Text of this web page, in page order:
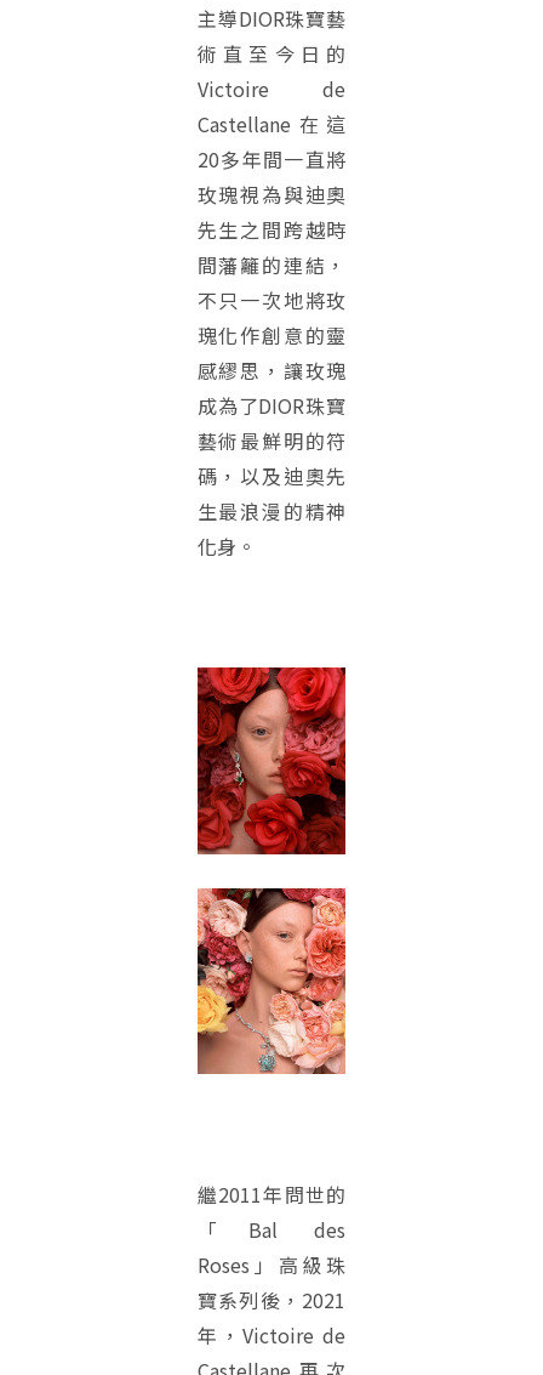
主導DIOR珠寶藝
術直至今日的
Victoire de
Castellane在這
20多年間一直將
玫瑰視為與迪奧
先生之間跨越時
間藩籬的連結，
不只一次地將玫
瑰化作創意的靈
感繆思，讓玫瑰
成為了DIOR珠寶
藝術最鮮明的符
碼，以及迪奧先
生最浪漫的精神
化身。
繼2011年問世的
「Bal des
Roses」高級珠
寶系列後，2021
年，Victoire de